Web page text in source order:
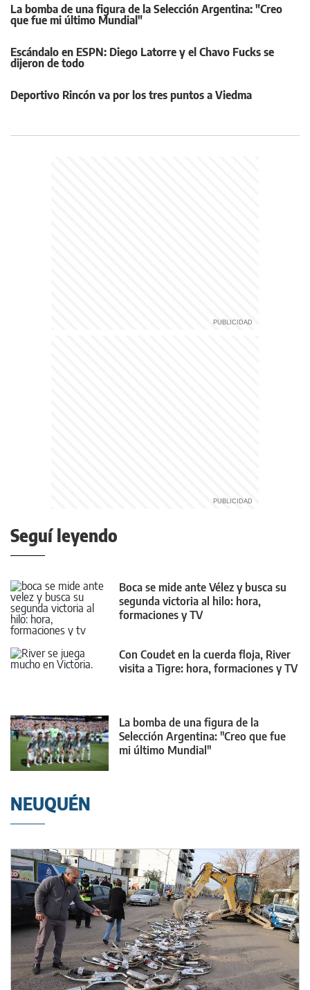
La bomba de una figura de la Selección Argentina: "Creo
que fue mi último Mundial"
Escándalo en ESPN: Diego Latorre y el Chavo Fucks se
dijeron de todo
Deportivo Rincón va por los tres puntos a Viedma
Seguí leyendo
Boca se mide ante Vélez y busca su
segunda victoria al hilo: hora,
formaciones y TV
Con Coudet en la cuerda floja, River
visita a Tigre: hora, formaciones y TV
La bomba de una figura de la
Selección Argentina: "Creo que fue
mi último Mundial"
NEUQUÉN